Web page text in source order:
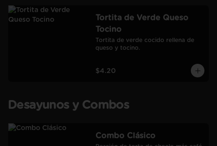
Tortita de Verde Queso
Tocino
Tortita de verde cocido rellena de
queso y tocino.
$4.20
Desayunos y Combos
Combo Clásico